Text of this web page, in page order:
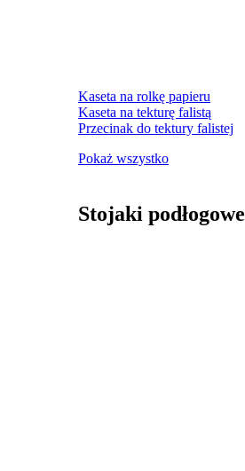
Kaseta na rolkę papieru
Kaseta na tekturę falistą
Przecinak do tektury falistej
Pokaż wszystko
Stojaki podłogowe